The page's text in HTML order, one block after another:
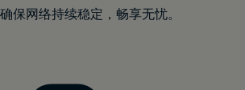
保网络持续稳定，畅享无忧。